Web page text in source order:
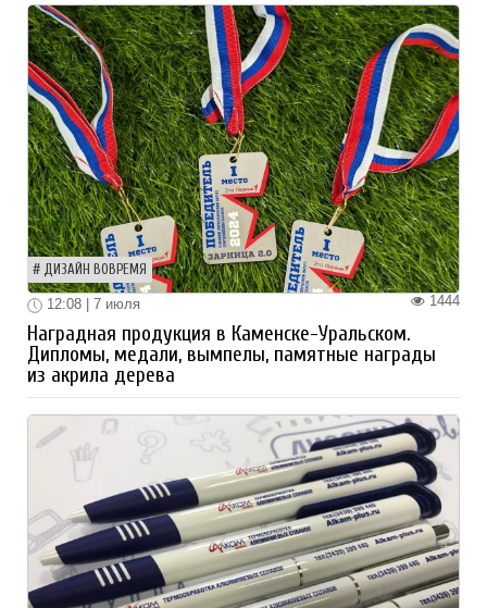
ДИЗАЙН ВОВРЕМЯ
1444
12:08 | 7 июля
Наградная продукция в Каменске-Уральском.
Дипломы, медали, вымпелы, памятные награды
из акрила дерева